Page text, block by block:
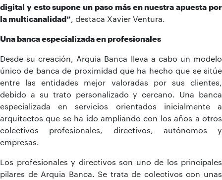
digital y esto supone un paso más en nuestra apuesta por
la multicanalidad” , destaca Xavier Ventura.
Una banca especializada en profesionales
Desde su creación, Arquia Banca lleva a cabo un modelo
único de banca de proximidad que ha hecho que se sitúe
entre las entidades mejor valoradas por sus clientes,
debido a su trato personalizado y cercano. Una banca
especializada en servicios orientados inicialmente a
arquitectos que se ha ido ampliando con los años a otros
colectivos profesionales, directivos, autónomos y
empresas.
Los profesionales y directivos son uno de los principales
pilares de Arquia Banca. Se trata de colectivos con unas